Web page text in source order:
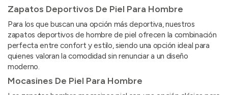
Zapatos Deportivos De Piel Para Hombre
Para los que buscan una opción más deportiva, nuestros
zapatos deportivos de hombre de piel ofrecen la combinación
perfecta entre confort y estilo, siendo una opción ideal para
quienes valoran la comodidad sin renunciar a un diseño
moderno.
Mocasines De Piel Para Hombre